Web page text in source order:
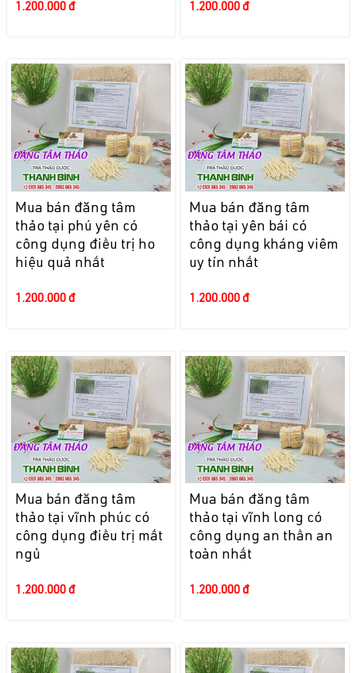
1.200.000 đ 1.200.000 đ
Mua bán đăng tâm
thảo tại phú yên có
công dụng điều trị ho
hiệu quả nhất
1.200.000 đ
Mua bán đăng tâm
thảo tại yên bái có
công dụng kháng viêm
uy tín nhất
1.200.000 đ
Mua bán đăng tâm
thảo tại vĩnh phúc có
công dụng điều trị mất
ngủ
1.200.000 đ
Mua bán đăng tâm
thảo tại vĩnh long có
công dụng an thần an
toàn nhất
1.200.000 đ